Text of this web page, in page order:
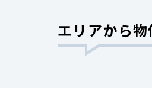
エリアから